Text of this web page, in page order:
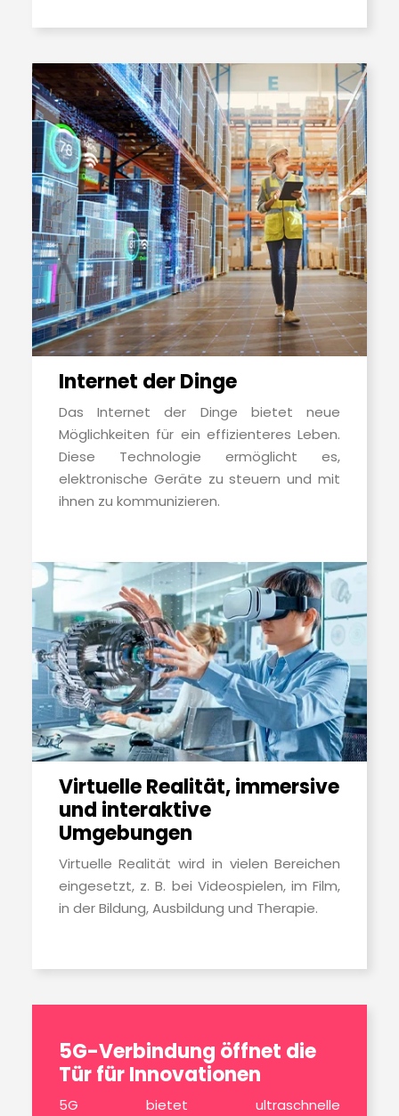
Internet der Dinge
Das Internet der Dinge bietet neue
Möglichkeiten für ein effizienteres Leben.
Diese Technologie ermöglicht es,
elektronische Geräte zu steuern und mit
ihnen zu kommunizieren.
Virtuelle Realität, immersive
und interaktive
Umgebungen
Virtuelle Realität wird in vielen Bereichen
eingesetzt, z. B. bei Videospielen, im Film,
in der Bildung, Ausbildung und Therapie.
5G-Verbindung öffnet die
Tür für Innovationen
5G bietet ultraschnelle